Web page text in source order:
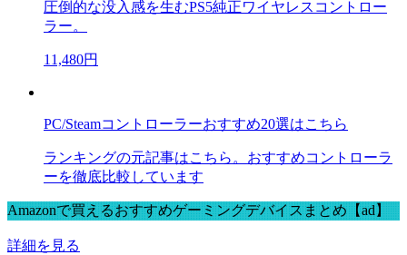
圧倒的な没入感を生むPS5純正ワイヤレスコントロー
ラー。
11,480円
PC/Steamコントローラーおすすめ20選はこちら
ランキングの元記事はこちら。おすすめコントローラ
ーを徹底比較しています
Amazonで買えるおすすめゲーミングデバイスまとめ【ad】
詳細を見る